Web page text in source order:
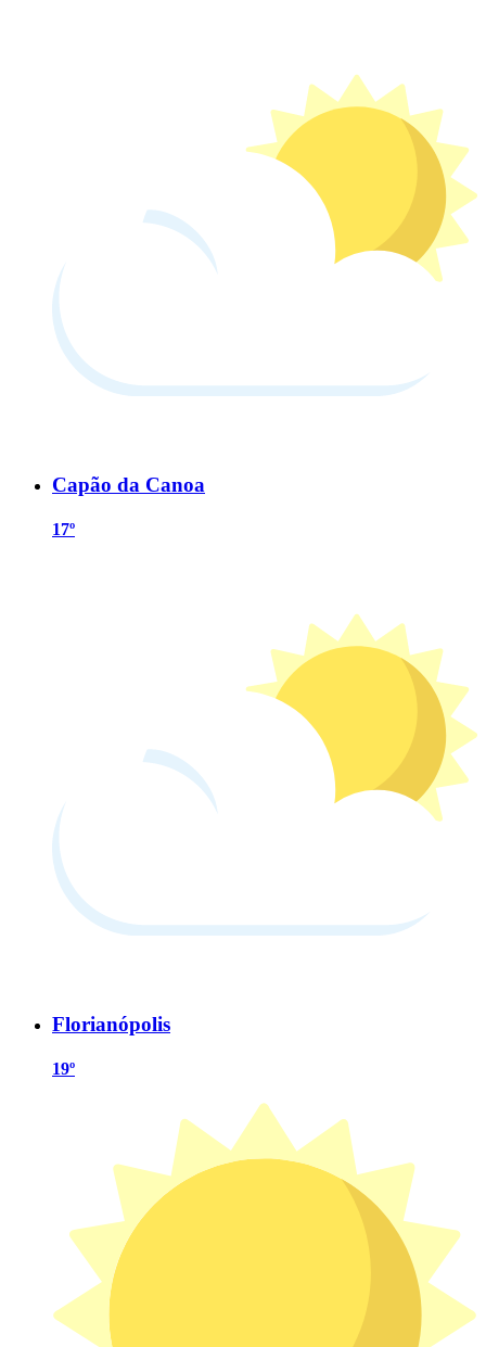
Capão da Canoa
17º
Florianópolis
19º